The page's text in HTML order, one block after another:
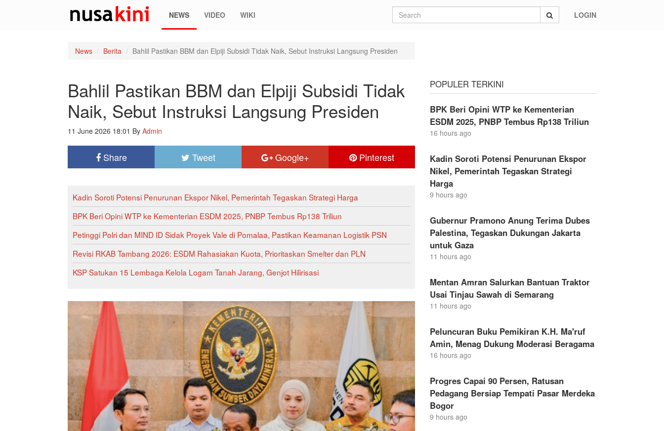
NEWS VIDEO WIKI LOGIN
News Berita Bahlil Pastikan BBM dan Elpiji Subsidi Tidak Naik, Sebut Instruksi Langsung Presiden
Bahlil Pastikan BBM dan Elpiji Subsidi Tidak
Naik, Sebut Instruksi Langsung Presiden
11 June 2026 18:01 By Admin
Share Tweet Google+ Pinterest
Kadin Soroti Potensi Penurunan Ekspor Nikel, Pemerintah Tegaskan Strategi Harga
BPK Beri Opini WTP ke Kementerian ESDM 2025, PNBP Tembus Rp138 Triliun
Petinggi Polri dan MIND ID Sidak Proyek Vale di Pomalaa, Pastikan Keamanan Logistik PSN
Revisi RKAB Tambang 2026: ESDM Rahasiakan Kuota, Prioritaskan Smelter dan PLN
KSP Satukan 15 Lembaga Kelola Logam Tanah Jarang, Genjot Hilirisasi
POPULER TERKINI
BPK Beri Opini WTP ke Kementerian
ESDM 2025, PNBP Tembus Rp138 Triliun
16 hours ago
Kadin Soroti Potensi Penurunan Ekspor
Nikel, Pemerintah Tegaskan Strategi
Harga
9 hours ago
Gubernur Pramono Anung Terima Dubes
Palestina, Tegaskan Dukungan Jakarta
untuk Gaza
11 hours ago
Mentan Amran Salurkan Bantuan Traktor
Usai Tinjau Sawah di Semarang
11 hours ago
Peluncuran Buku Pemikiran K.H. Ma'ruf
Amin, Menag Dukung Moderasi Beragama
16 hours ago
Progres Capai 90 Persen, Ratusan
Pedagang Bersiap Tempati Pasar Merdeka
Bogor
9 hours ago